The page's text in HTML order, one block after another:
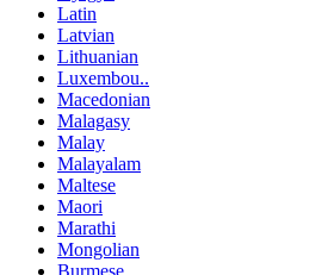
Latin
Latvian
Lithuanian
Luxembou..
Macedonian
Malagasy
Malay
Malayalam
Maltese
Maori
Marathi
Mongolian
Burmese